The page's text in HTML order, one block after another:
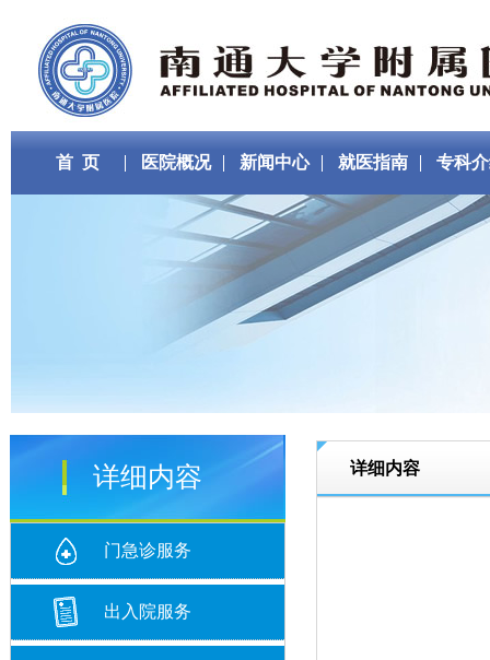
首 页 医院概况 新闻中心 就医指南 专科
详细内容
门急诊服务
出入院服务
详细内容